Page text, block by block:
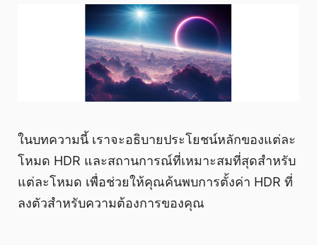
ในบทความนี้ เราจะอธิบายประโยชน์หลักของแต่ละ
โหมด HDR และสถานการณ์ที่เหมาะสมที่สุดสำหรับ
แต่ละโหมด เพื่อช่วยให้คุณค้นพบการตั้งค่า HDR ที่
ลงตัวสำหรับความต้องการของคุณ